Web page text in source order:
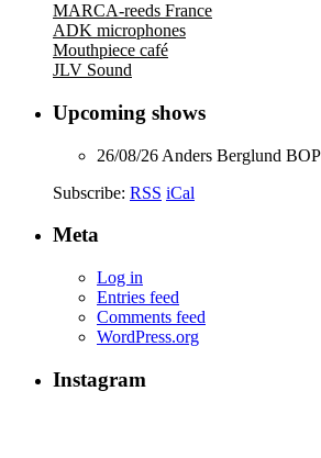
MARCA-reeds France
ADK microphones
Mouthpiece café
JLV Sound
Upcoming shows
26/08/26 Anders Berglund BOP
Subscribe: RSS iCal
Meta
Log in
Entries feed
Comments feed
WordPress.org
Instagram